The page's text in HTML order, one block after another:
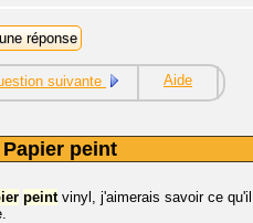
suivante Aide
peint
peintvinyl, j'aimerais savoir ce